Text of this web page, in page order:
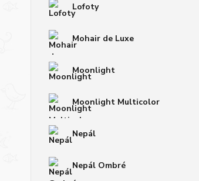
Lofoty
Mohair de Luxe
Moonlight
Moonlight Multicolor
Nepál
Nepál Ombré